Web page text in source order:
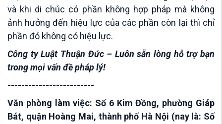
và khi di chúc có phần không hợp pháp mà không
ảnh hưởng đến hiệu lực của các phần còn lại thì chỉ
phần đó không có hiệu lực.
Công ty Luật Thuận Đức – Luôn sẵn lòng hỗ trợ bạn
trong mọi vấn đề pháp lý!
-------------------------
Văn phòng làm việc: Số 6 Kim Đồng, phường Giáp
Bát, quận Hoàng Mai, thành phố Hà Nội (nay là: Số